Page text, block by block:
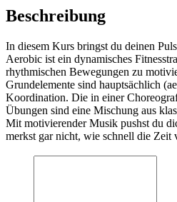
Beschreibung
In diesem Kurs bringst du deinen
Aerobic ist ein dynamisches
rhythmischen Bewegungen zu
Grundelemente sind hauptsächlich
Koordination. Die in einer
Übungen sind eine Mischung aus
Mit motivierender Musik pushst du
merkst gar nicht, wie schnell die Zeit